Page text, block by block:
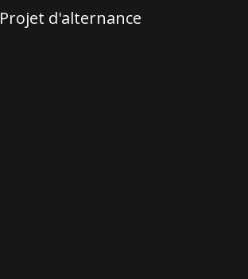
Projet d'alternance